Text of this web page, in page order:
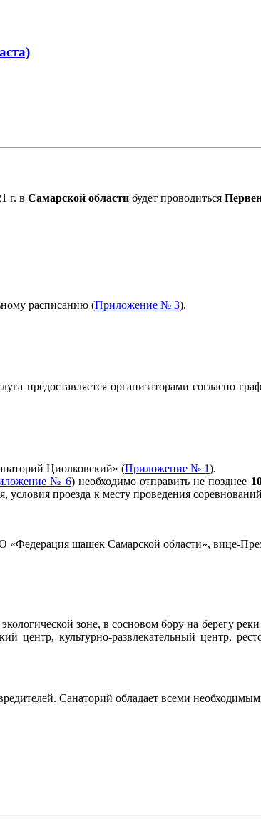
г. в Самарской области будет проводиться
расписанию (Приложение № 3).
предоставляется организаторами согласно
Циолковский» (Приложение № 1).
№ 6) необходимо отправить не позднее
проезда к месту проведения
«Федерация шашек Самарской области», вице-
зоне, в сосновом бору на берегу
центр, культурно-развлекательный центр,
Санаторий обладает всеми